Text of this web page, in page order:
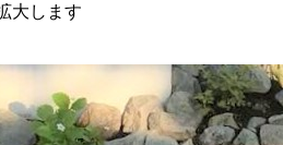
大します